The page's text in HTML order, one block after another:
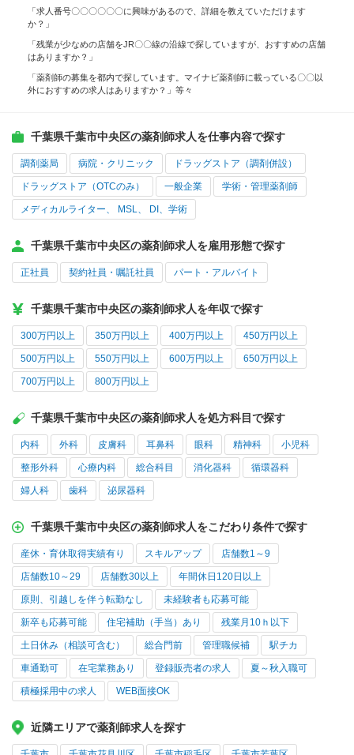
「求人番号〇〇〇〇〇〇に興味があるので、詳細を教えていただけます
か？」
「残業が少なめの店舗をJR〇〇線の沿線で探していますが、おすすめの店舗
はありますか？」
「薬剤師の募集を都内で探しています。マイナビ薬剤師に載っている〇〇以
外におすすめの求人はありますか？」等々
千葉県千葉市中央区の薬剤師求人を仕事内容で探す
調剤薬局 病院・クリニック ドラッグストア（調剤併設）
ドラッグストア（OTCのみ） 一般企業 学術・管理薬剤師
メディカルライター、 MSL、 DI、学術
千葉県千葉市中央区の薬剤師求人を雇用形態で探す
正社員 契約社員・嘱託社員 パート・アルバイト
千葉県千葉市中央区の薬剤師求人を年収で探す
300万円以上 350万円以上 400万円以上 450万円以上
500万円以上 550万円以上 600万円以上 650万円以上
700万円以上 800万円以上
千葉県千葉市中央区の薬剤師求人を処方科目で探す
内科 外科 皮膚科 耳鼻科 眼科 精神科 小児科
整形外科 心療内科 総合科目 消化器科 循環器科
婦人科 歯科 泌尿器科
千葉県千葉市中央区の薬剤師求人をこだわり条件で探す
産休・育休取得実績有り スキルアップ 店舗数1～9
店舗数10～29 店舗数30以上 年間休日120日以上
原則、引越しを伴う転勤なし 未経験者も応募可能
新卒も応募可能 住宅補助（手当）あり 残業月10ｈ以下
土日休み（相談可含む） 総合門前 管理職候補 駅チカ
車通勤可 在宅業務あり 登録販売者の求人 夏～秋入職可
積極採用中の求人 WEB面接OK
近隣エリアで薬剤師求人を探す